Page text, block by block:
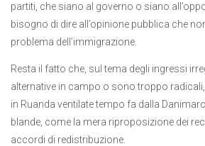
partiti, che siano al governo o siano
bisogno di dire all’opinione pubblica che
problema dell’immigrazione.
Resta il fatto che, sul tema degli ingressi
alternative in campo o sono troppo
in Ruanda ventilate tempo fa dalla
blande, come la mera riproposizione dei
accordi di redistribuzione.